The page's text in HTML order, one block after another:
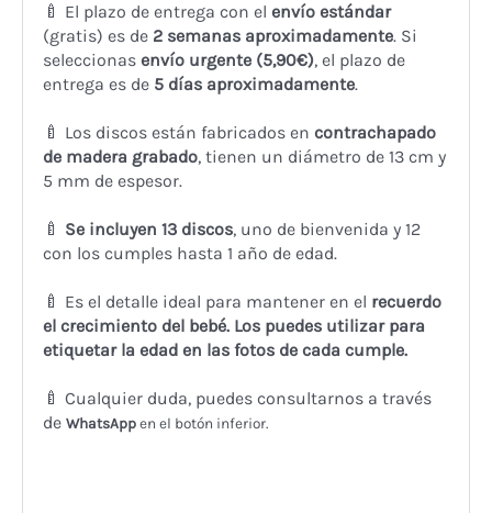
🍼 El plazo de entrega con el envío estándar
(gratis) es de 2 semanas aproximadamente. Si
seleccionas envío urgente (5,90€), el plazo de
entrega es de 5 días aproximadamente.
🍼 Los discos están fabricados en contrachapado
de madera grabado, tienen un diámetro de 13 cm y
5 mm de espesor.
🍼 Se incluyen 13 discos, uno de bienvenida y 12
con los cumples hasta 1 año de edad.
🍼 Es el detalle ideal para mantener en el recuerdo
el crecimiento del bebé. Los puedes utilizar para
etiquetar la edad en las fotos de cada cumple.
🍼 Cualquier duda, puedes consultarnos a través
de WhatsAppen el botón inferior.